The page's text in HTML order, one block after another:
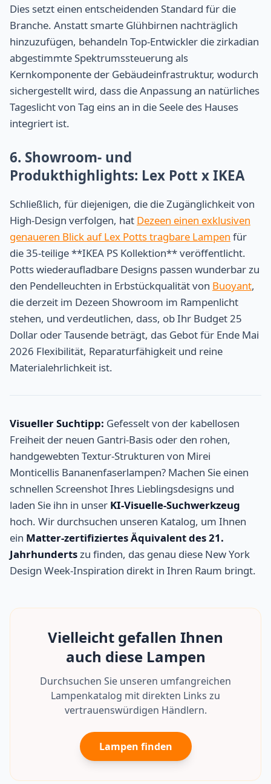
Dies setzt einen entscheidenden Standard für die
Branche. Anstatt smarte Glühbirnen nachträglich
hinzuzufügen, behandeln Top-Entwickler die zirkadian
abgestimmte Spektrumssteuerung als
Kernkomponente der Gebäudeinfrastruktur, wodurch
sichergestellt wird, dass die Anpassung an natürliches
Tageslicht von Tag eins an in die Seele des Hauses
integriert ist.
6. Showroom- und
Produkthighlights: Lex Pott x IKEA
Schließlich, für diejenigen, die die Zugänglichkeit von
High-Design verfolgen, hat Dezeen einen exklusiven
genaueren Blick auf Lex Potts tragbare Lampen für
die 35-teilige **IKEA PS Kollektion** veröffentlicht.
Potts wiederaufladbare Designs passen wunderbar zu
den Pendelleuchten in Erbstückqualität von Buoyant,
die derzeit im Dezeen Showroom im Rampenlicht
stehen, und verdeutlichen, dass, ob Ihr Budget 25
Dollar oder Tausende beträgt, das Gebot für Ende Mai
2026 Flexibilität, Reparaturfähigkeit und reine
Materialehrlichkeit ist.
Visueller Suchtipp: Gefesselt von der kabellosen
Freiheit der neuen Gantri-Basis oder den rohen,
handgewebten Textur-Strukturen von Mirei
Monticellis Bananenfaserlampen? Machen Sie einen
schnellen Screenshot Ihres Lieblingsdesigns und
laden Sie ihn in unser KI-Visuelle-Suchwerkzeug
hoch. Wir durchsuchen unseren Katalog, um Ihnen
ein Matter-zertifiziertes Äquivalent des 21.
Jahrhundertszu finden, das genau diese New York
Design Week-Inspiration direkt in Ihren Raum bringt.
Vielleicht gefallen Ihnen
auch diese Lampen
Durchsuchen Sie unseren umfangreichen
Lampenkatalog mit direkten Links zu
vertrauenswürdigen Händlern.
Lampen finden